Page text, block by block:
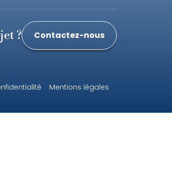
? Contactez-nous
Mentions légales